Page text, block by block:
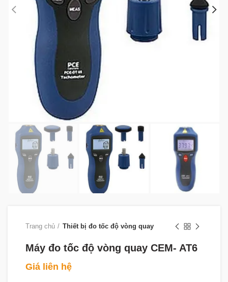
Trang chủ Thiết bị đo tốc độ vòng quay
Máy đo tốc độ vòng quay CEM- AT6
Giá liên hệ